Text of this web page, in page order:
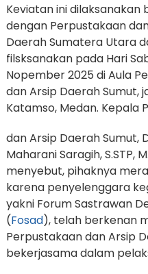
Keviatan ini dilaksanakan
dengan Perpustakaan
Daerah Sumatera Utara
filsksanakan pada Hari
Nopember 2025 di Aula
dan Arsip Daerah Sumut,
Katamso, Medan. Kepala
dan Arsip Daerah Sumut,
Maharani Saragih, S.STP,
menyebut, pihaknya
karena penyelenggara
yakni Forum Sastrawan
(Fosad), telah berkenan
Perpustakaan dan Arsip
bekerjasama dalam